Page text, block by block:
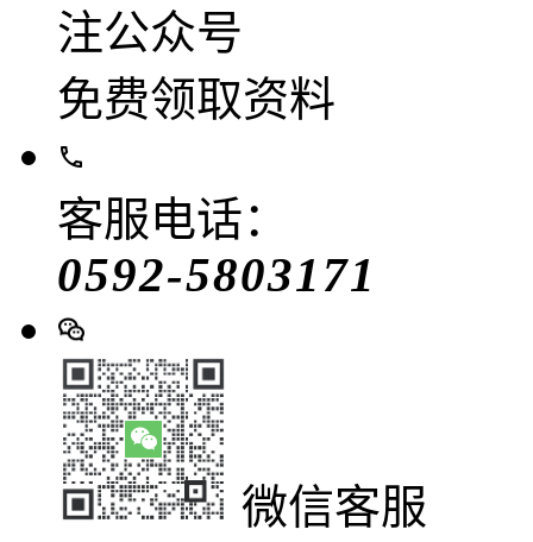
注公众号
免费领取资料
客服电话：
0592-5803171
微信客服